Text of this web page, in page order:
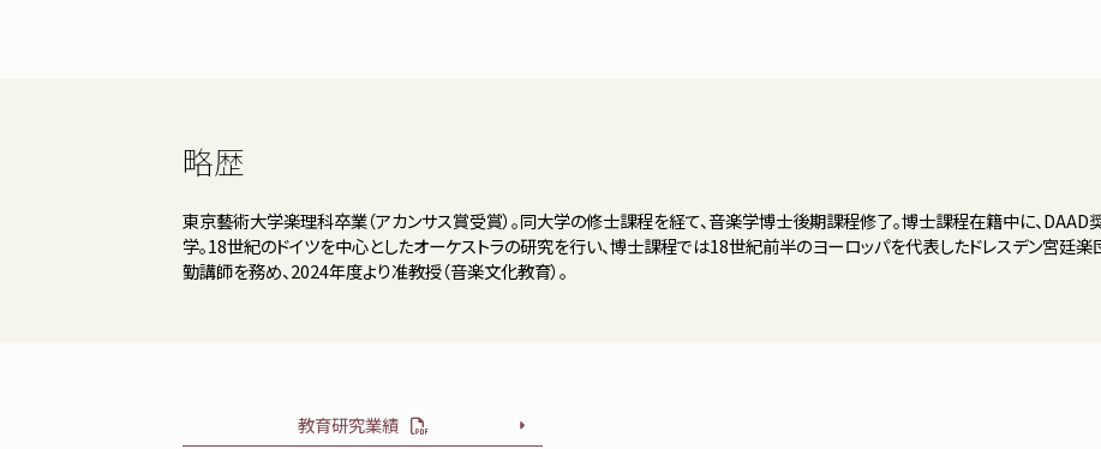
略歴
東京藝術大学楽理科卒業（アカンサス賞受賞）。同大学の修士課程を経て、音楽学博士後期課程修了。博士課程在籍中に、DAAD
学。18世紀のドイツを中心としたオーケストラの研究を行い、博士課程では18世紀前半のヨーロッパを代表したドレスデン宮廷
勤講師を務め、2024年度より准教授（音楽文化教育）。
教育研究業績